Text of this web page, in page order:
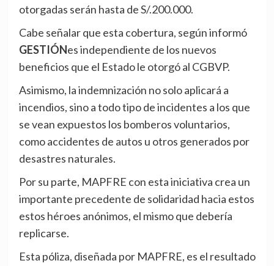
otorgadas serán hasta de S/.200.000.
Cabe señalar que esta cobertura, según informó
GESTIÓNes independiente de los nuevos
beneficios que el Estado le otorgó al CGBVP.
Asimismo, la indemnización no solo aplicará a
incendios, sino a todo tipo de incidentes a los que
se vean expuestos los bomberos voluntarios,
como accidentes de autos u otros generados por
desastres naturales.
Por su parte, MAPFRE con esta iniciativa crea un
importante precedente de solidaridad hacia estos
estos héroes anónimos, el mismo que debería
replicarse.
Esta póliza, diseñada por MAPFRE, es el resultado